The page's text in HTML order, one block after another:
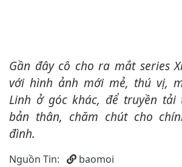
Gần đây cô cho ra mắt series Xinh Đờ Rê Linh,
với hình ảnh mới mẻ, thú vị,
Linh ở góc khác, để truyền tải
bản thân, chăm chút cho
đình.
Nguồn Tin: baomoi